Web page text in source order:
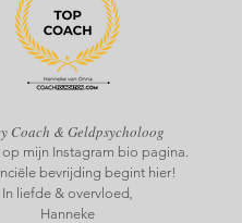
Coach & Geldpsycholoog
mijn Instagram bio pagina.
bevrijding begint hier!
In liefde & overvloed,
Hanneke